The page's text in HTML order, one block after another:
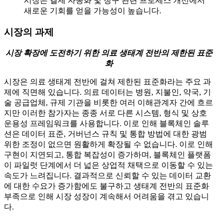
새로운 기회를 얻을 가능성이 높습니다.
시장의 과제
시장 확장에 도전하기 위한 의료 생태계 전반의 제한된 표준
화
시장은 의료 생태계 전반에 걸쳐 제한된 표준화라는 주요 과
제에 직면해 있습니다. 의료 데이터는 병원, 지불인, 약국, 기
술 공급업체, 규제 기관을 비롯한 여러 이해관계자 간에 흐르
지만 이러한 참가자는 종종 서로 다른 시스템, 형식 및 상호
운용성 프레임워크를 사용합니다. 이로 인해 블록체인 솔루
션은 데이터 표준, 거버넌스 규칙 및 통합 방법에 대한 광범
위한 조정이 없으면 원활하게 확장될 수 없습니다. 이로 인해
구현이 지연되고, 통합 복잡성이 증가하며, 블록체인 플랫폼
이 파일럿 단계에서 더 넓은 상업적 채택으로 이동할 수 있는
속도가 느려집니다. 결과적으로 신뢰할 수 있는 데이터 교환
에 대한 수요가 증가함에도 불구하고 생태계 전반의 표준화
부족으로 인해 시장 성장이 계속해서 어려움을 겪고 있습니
다.